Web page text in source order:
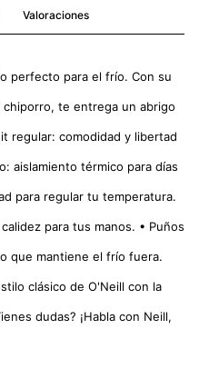
Valoraciones
perfecto para el frío. Con su
te entrega un abrigo
regular: comodidad y libertad
aislamiento térmico para días
para regular tu temperatura.
para tus manos. • Puños
que mantiene el frío fuera.
clásico de O'Neill con la
dudas? ¡Habla con Neill,